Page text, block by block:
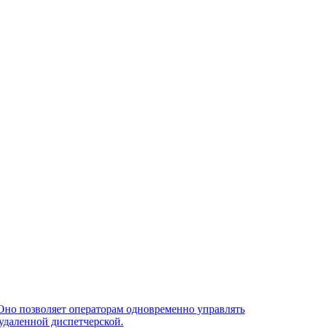
позволяет операторам одновременно управлять
диспетчерской.